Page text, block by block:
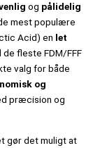
og pålidelig
mest populære
Acid) en let
fleste FDM/FFF
valg for både
og
præcision og
gør det muligt at